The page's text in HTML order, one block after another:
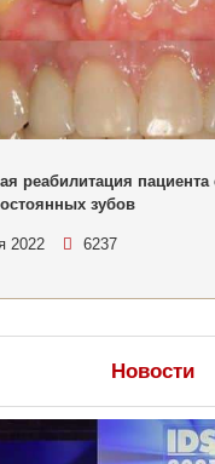
реабилитация
зубов
2022 6237
Новости